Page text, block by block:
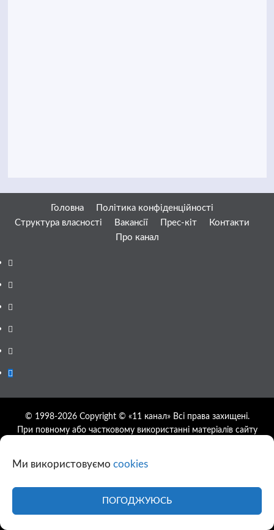
Ми використовуємо cookies
ПОГОДЖУЮСЬ
Головна
Політика конфіденційності
Структура власності
Вакансії Прес-кіт
Контакти
Про канал
Facebook
YouTube
Telegram
Instagram
Twitter
Google
© 1998-2026 Copyright © «11 канал» Всі права захищені.
При повному або частковому використанні матеріалів сайту
дозволяється за умови посилання на джерело та прямого